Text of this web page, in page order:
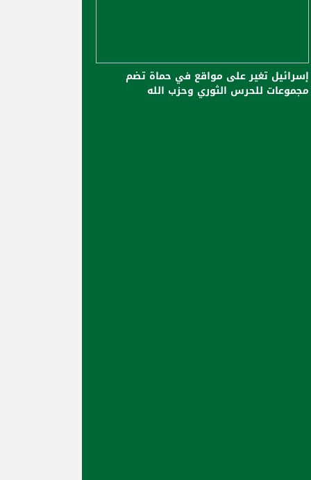
إسرائيل تغير على مواقع في حماة تضم
مجموعات للحرس الثوري وحزب الله